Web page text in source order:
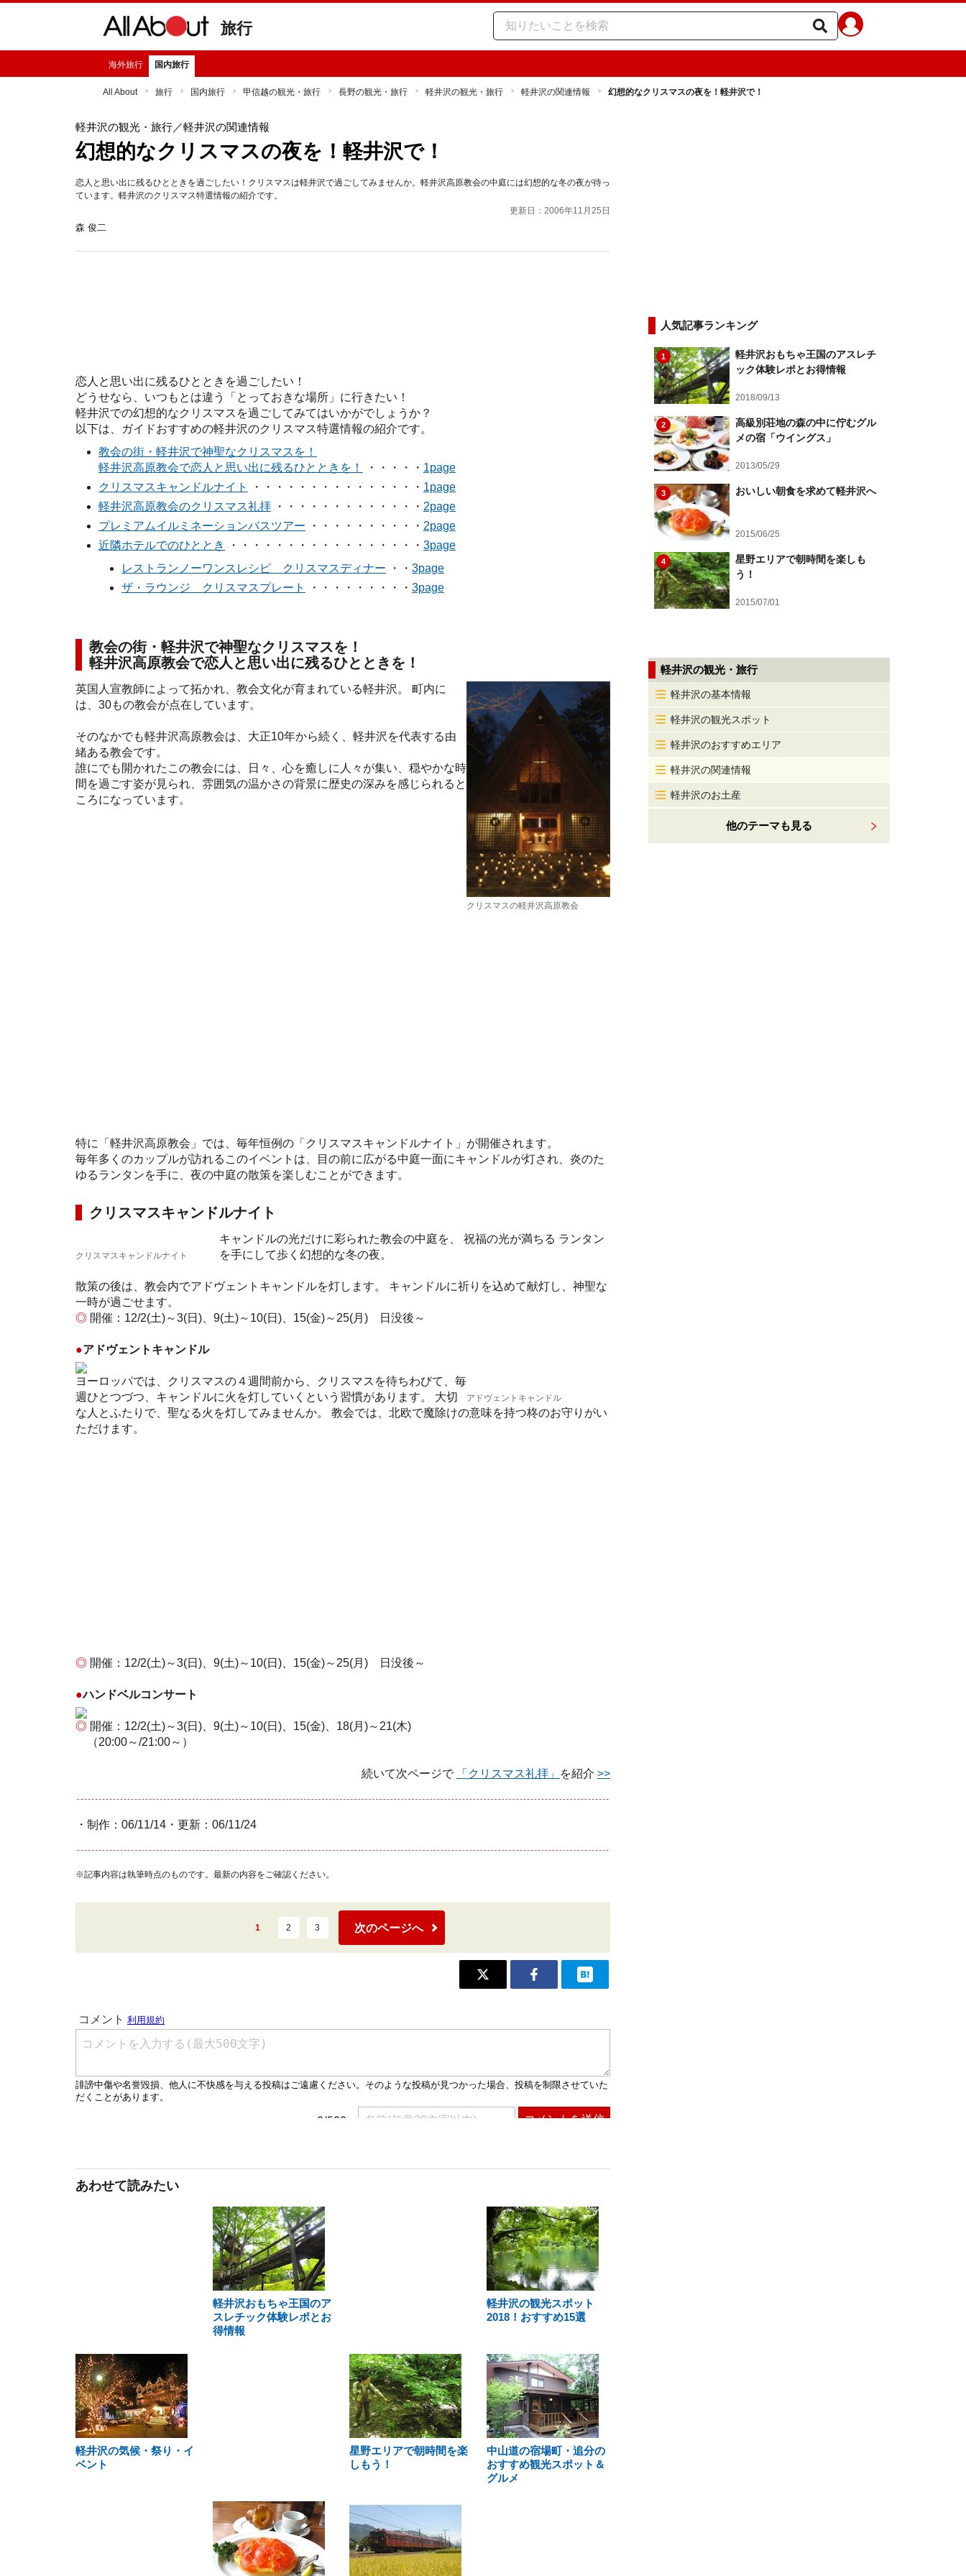
旅行
海外旅行 国内旅行
All About 旅行 国内旅行 甲信越の観光・旅行 長野の観光・旅行 軽井沢の観光・旅行 軽井沢の関連情報 幻想的なクリスマスの夜を！軽井沢で！
軽井沢の観光・旅行／軽井沢の関連情報
幻想的なクリスマスの夜を！軽井沢で！
恋人と思い出に残るひとときを過ごしたい！クリスマスは軽井沢で過ごしてみませんか。軽井沢高原教会の中庭には幻想的な冬の夜が待っ
ています。軽井沢のクリスマス特選情報の紹介です。
更新日：2006年11月25日
森 俊二
恋人と思い出に残るひとときを過ごしたい！
どうせなら、いつもとは違う「とっておきな場所」に行きたい！
軽井沢での幻想的なクリスマスを過ごしてみてはいかがでしょうか？
以下は、ガイドおすすめの軽井沢のクリスマス特選情報の紹介です。
教会の街・軽井沢で神聖なクリスマスを！
軽井沢高原教会で恋人と思い出に残るひとときを！
・・・・・ 1page
クリスマスキャンドルナイト
・・・・・・・・・・・・・・・ 1page
軽井沢高原教会のクリスマス礼拝 ・・・・・・・・・・・・・ 2page
プレミアムイルミネーションバスツアー ・・・・・・・・・・ 2page
近隣ホテルでのひととき
・・・・・・・・・・・・・・・・・ 3page
レストランノーワンスレシピ クリスマスディナー ・・ 3page
ザ・ラウンジ クリスマスプレート
・・・・・・・・・ 3page
教会の街・軽井沢で神聖なクリスマスを！
軽井沢高原教会で恋人と思い出に残るひとときを！
クリスマスの軽井沢高原教会
英国人宣教師によって拓かれ、教会文化が育まれている軽井沢。 町内に
は、30もの教会が点在しています。
そのなかでも軽井沢高原教会は、大正10年から続く、軽井沢を代表する由
緒ある教会です。
誰にでも開かれたこの教会には、日々、心を癒しに人々が集い、穏やかな時
間を過ごす姿が見られ、雰囲気の温かさの背景に歴史の深みを感じられると
ころになっています。
特に「軽井沢高原教会」では、毎年恒例の「クリスマスキャンドルナイト」が開催されます。
毎年多くのカップルが訪れるこのイベントは、目の前に広がる中庭一面にキャンドルが灯され、炎のた
ゆるランタンを手に、夜の中庭の散策を楽しむことができます。
クリスマスキャンドルナイト
クリスマスキャンドルナイト
キャンドルの光だけに彩られた教会の中庭を、 祝福の光が満ちる ランタン
を手にして歩く幻想的な冬の夜。
散策の後は、教会内でアドヴェントキャンドルを灯します。 キャンドルに祈りを込めて献灯し、神聖な
一時が過ごせます。
◎ 開催：12/2(土)～3(日)、9(土)～10(日)、15(金)～25(月) 日没後～
●アドヴェントキャンドル
アドヴェントキャンドル
ヨーロッパでは、クリスマスの４週間前から、クリスマスを待ちわびて、毎
週ひとつづつ、キャンドルに火を灯していくという習慣があります。 大切
な人とふたりで、聖なる火を灯してみませんか。 教会では、北欧で魔除けの意味を持つ柊のお守りがい
ただけます。
◎ 開催：12/2(土)～3(日)、9(土)～10(日)、15(金)～25(月) 日没後～
●ハンドベルコンサート
◎ 開催：12/2(土)～3(日)、9(土)～10(日)、15(金)、18(月)～21(木)
（20:00～/21:00～）
続いて次ページで 「クリスマス礼拝」 を紹介 >>
・制作：06/11/14・更新：06/11/24
※記事内容は執筆時点のものです。最新の内容をご確認ください。
1 2 3 次のページへ
あわせて読みたい
軽井沢おもちゃ王国のア
スレチック体験レポとお
得情報
軽井沢の観光スポット
2018！おすすめ15選
軽井沢の気候・祭り・イ
ベント
星野エリアで朝時間を楽
しもう！
中山道の宿場町・追分の
おすすめ観光スポット＆
グルメ
人気記事ランキング
1
軽井沢おもちゃ王国のアスレチ
ック体験レポとお得情報
2018/09/13
2
高級別荘地の森の中に佇むグル
メの宿「ウイングス」
2013/05/29
3 おいしい朝食を求めて軽井沢へ
2015/06/25
4
星野エリアで朝時間を楽しも
う！
2015/07/01
軽井沢の観光・旅行
軽井沢の基本情報
軽井沢の観光スポット
軽井沢のおすすめエリア
軽井沢の関連情報
軽井沢のお土産
他のテーマも見る